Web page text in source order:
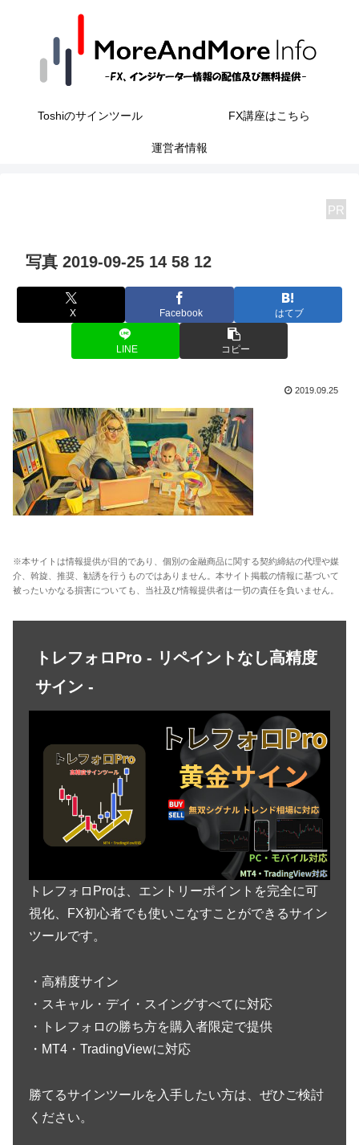
Toshiのサインツール FX講座はこちら
運営者情報
PR
写真 2019-09-25 14 58 12
X Facebook はてブ
LINE コピー
2019.09.25
※本サイトは情報提供が目的であり、個別の金融商品に関する契約締結の代理や媒
介、斡旋、推奨、勧誘を行うものではありません。本サイト掲載の情報に基づいて
被ったいかなる損害についても、当社及び情報提供者は一切の責任を負いません。
トレフォロPro - リペイントなし高精度
サイン -
トレフォロProは、エントリーポイントを完全に可
視化、FX初心者でも使いこなすことができるサイン
ツールです。
・高精度サイン
・スキャル・デイ・スイングすべてに対応
・トレフォロの勝ち方を購入者限定で提供
・MT4・TradingViewに対応
勝てるサインツールを入手したい方は、ぜひご検討
ください。